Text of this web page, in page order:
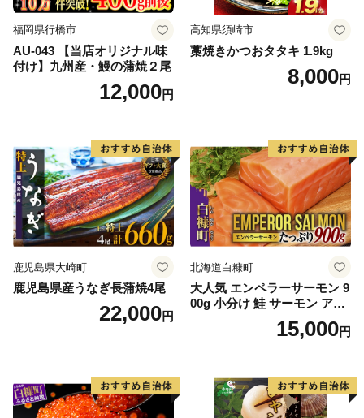
福岡県行橋市
AU-043 【当店オリジナル味
付け】九州産・鰻の蒲焼２尾
12,000円
高知県須崎市
藁焼きかつおタタキ 1.9kg
8,000円
鹿児島県大崎町
鹿児島県産うなぎ長蒲焼4尾
22,000円
北海道白糠町
大人気 エンペラーサーモン 9
00g 小分け 鮭 サーモン アト
ランティックサーモン 水産
庁長官賞 受賞 さけ シャケ し
満足 美味しい 贈答 生食用 刺
身 お刺身 刺し身 魚介類 海鮮
冷凍 厚切り 薄切り ふるさと
15,000円